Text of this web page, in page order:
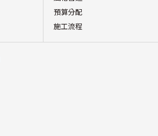
預算分配
施工流程